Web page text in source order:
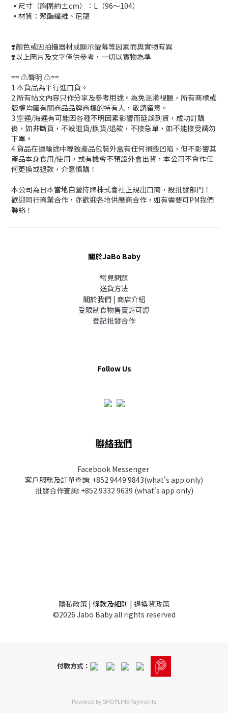
▪️尺寸（胸圍約±cm）：L（96～104）
▪️材質：聚酯纖維、尼龍
❣️顏色或因拍攝器材或顯示螢幕等因素而與實物有異
❣️以上圖片及文字僅供參考，一切以實物為準
== ⚠️聲明 ⚠️==
1.本貨品為平行進口貨。
2.所有帖文內容只作分享及參考用途。為免混淆視聽，所有商標或
版權均屬有關商品品牌商標的持有人，敬請留意。
3.空運/海運有可能因各種不明因素影響而延誤到貨，成功訂購
後，如非斷貨，不設退貨/換貨/退款，不接急單，如不能接受請勿
下單。
4.貨品在運輸途中導致產品包裝外盒有任何損毀凹陷，但不影響其
產品本身食用/使用，或有機會不預設外盒出貨，本公司不會作任
何更換或退款，介意慎購！
本公司為日本當地自營持牌株式會社正規出口商，設批發部門！
歡迎同行商業合作，亦歡迎各地供應商合作，如有需要可PM我們
聯絡！
關於JaBo Baby
常見問題
送貨方法
關於我們 | 商店介紹
受限制食物售賣許可證
登記批發合作
Follow Us
聯絡我們
Facebook Messenger
客戶服務及訂單查詢: +852 9449 9843(what's app only)
批發合作查詢: +852 9332 9639 (what's app only)
隱私政策 | 條款及細則 | 退換貨政策
©2026 Jabo Baby all rights reserved
付款方式：
Powered bySHOPLINE Payments